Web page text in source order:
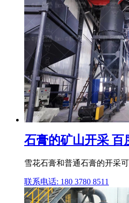
石膏的矿山开采 百
雪花石膏和普通石膏的开采
联系电话: 180 3780 8511